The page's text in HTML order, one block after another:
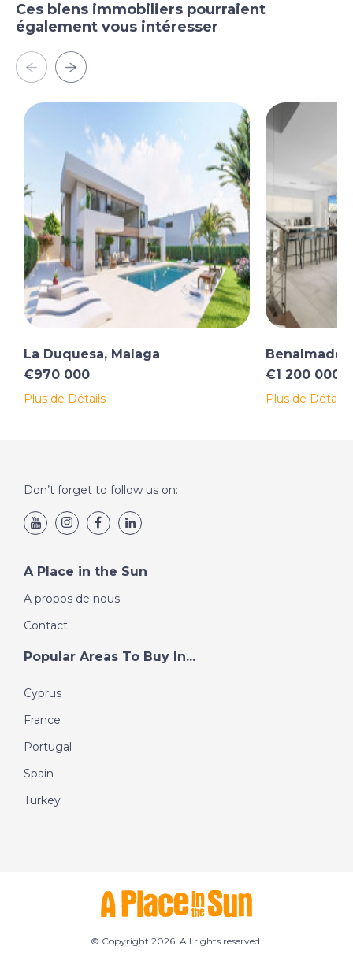
Ces biens immobiliers pourraient
également vous intéresser
La Duquesa, Malaga
€970 000
Plus de Détails
€1 200 000
Plus de Détails
Don’t forget to follow us on:
A Place in the Sun
A propos de nous
Contact
Popular Areas To Buy In...
Cyprus
France
Portugal
Spain
Turkey
© Copyright 2026. All rights reserved.